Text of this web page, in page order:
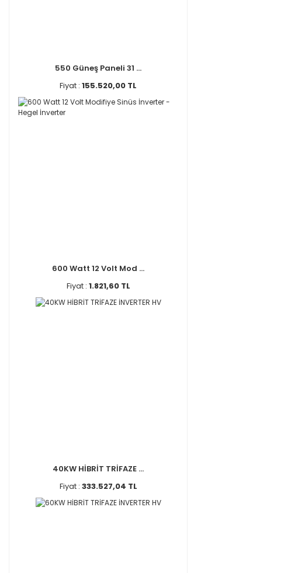
550 Güneş Paneli 31 ...
Fiyat : 155.520,00 TL
600 Watt 12 Volt Mod ...
Fiyat : 1.821,60 TL
40KW HİBRİT TRİFAZE ...
Fiyat : 333.527,04 TL